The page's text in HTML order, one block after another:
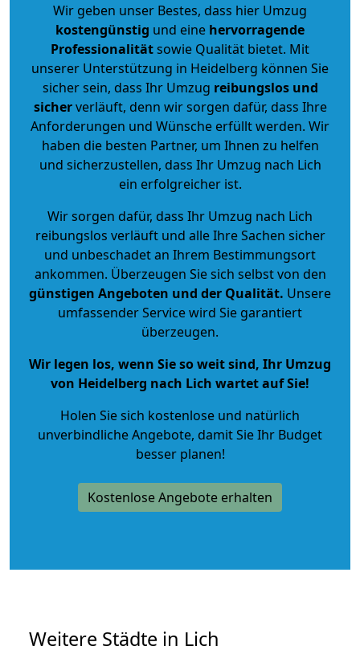
Wir geben unser Bestes, dass hier Umzug
kostengünstig und eine hervorragende
Professionalitätsowie Qualität bietet. Mit
unserer Unterstützung in Heidelberg können Sie
sicher sein, dass Ihr Umzug reibungslos und
sicherverläuft, denn wir sorgen dafür, dass Ihre
Anforderungen und Wünsche erfüllt werden. Wir
haben die besten Partner, um Ihnen zu helfen
und sicherzustellen, dass Ihr Umzug nach Lich
ein erfolgreicher ist.
Wir sorgen dafür, dass Ihr Umzug nach Lich
reibungslos verläuft und alle Ihre Sachen sicher
und unbeschadet an Ihrem Bestimmungsort
ankommen. Überzeugen Sie sich selbst von den
günstigen Angeboten und der Qualität. Unsere
umfassender Service wird Sie garantiert
überzeugen.
Wir legen los, wenn Sie so weit sind, Ihr Umzug
von Heidelberg nach Lich wartet auf Sie!
Holen Sie sich kostenlose und natürlich
unverbindliche Angebote, damit Sie Ihr Budget
besser planen!
Kostenlose Angebote erhalten
Weitere Städte in Lich